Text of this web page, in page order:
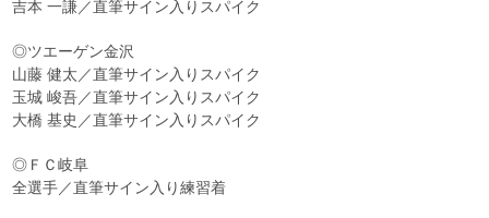
吉本 一謙／直筆サイン入りスパイク
◎ツエーゲン金沢
山藤 健太／直筆サイン入りスパイク
玉城 峻吾／直筆サイン入りスパイク
大橋 基史／直筆サイン入りスパイク
◎ＦＣ岐阜
全選手／直筆サイン入り練習着